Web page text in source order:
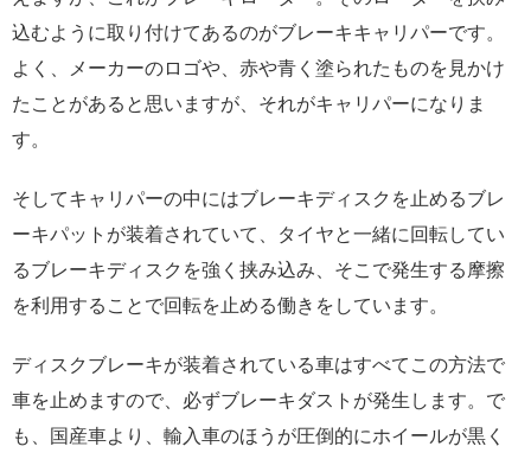
込むように取り付けてあるのがブレーキキャリパーです。
よく、メーカーのロゴや、赤や青く塗られたものを見かけ
たことがあると思いますが、それがキャリパーになりま
す。
そしてキャリパーの中にはブレーキディスクを止めるブレ
ーキパットが装着されていて、タイヤと一緒に回転してい
るブレーキディスクを強く挟み込み、そこで発生する摩擦
を利用することで回転を止める働きをしています。
ディスクブレーキが装着されている車はすべてこの方法で
車を止めますので、必ずブレーキダストが発生します。で
も、国産車より、輸入車のほうが圧倒的にホイールが黒く